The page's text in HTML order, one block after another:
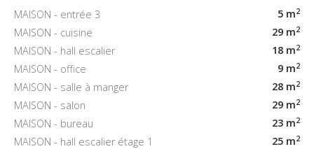
MAISON - entrée 3
5 m2
MAISON - cuisine 29 m2
MAISON - hall escalier 18 m2
MAISON - office 9 m2
MAISON - salle à manger 28 m2
MAISON - salon 29 m2
MAISON - bureau 23 m2
MAISON - hall escalier étage 1 25 m2